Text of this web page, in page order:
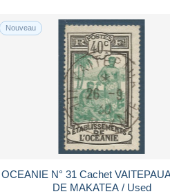
Nouveau
OCEANIE N° 31 Cachet
DE MAKATEA / Used